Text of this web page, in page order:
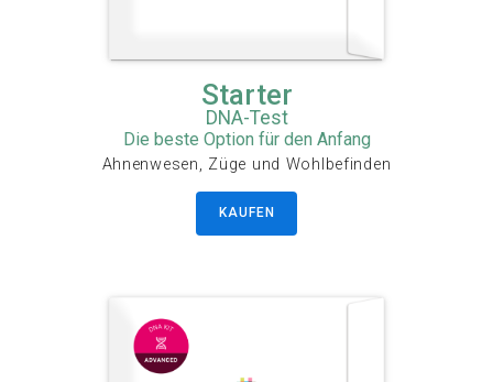
Starter
DNA-Test
Die beste Option für den Anfang
Ahnenwesen, Züge und Wohlbefinden
KAUFEN